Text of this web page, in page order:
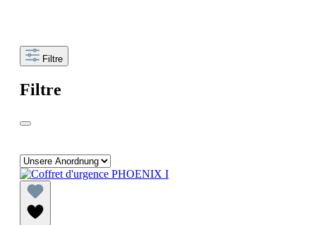
Filtre
Filtre